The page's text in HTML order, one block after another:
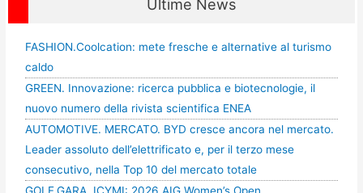
Ultime News
FASHION.Coolcation: mete fresche e alternative al turismo
caldo
GREEN. Innovazione: ricerca pubblica e biotecnologie, il
nuovo numero della rivista scientifica ENEA
AUTOMOTIVE. MERCATO. BYD cresce ancora nel mercato.
Leader assoluto dell’elettrificato e, per il terzo mese
consecutivo, nella Top 10 del mercato totale